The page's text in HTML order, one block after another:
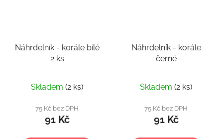
Náhrdelník - korále bílé
2 ks
Skladem (2 ks)
75 Kč bez DPH
91 Kč
Náhrdelník - korále
černé
Skladem (2 ks)
75 Kč bez DPH
91 Kč